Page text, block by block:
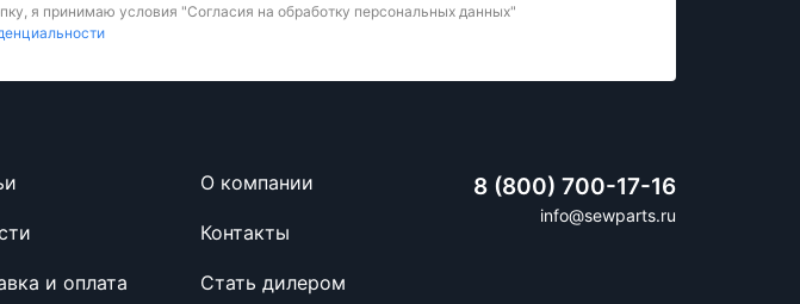
я принимаю условия "Cогласия на обработку персональных данных"
и оплата
О компании
Контакты
Стать дилером
8 (800) 700-17-16
info@sewparts.ru